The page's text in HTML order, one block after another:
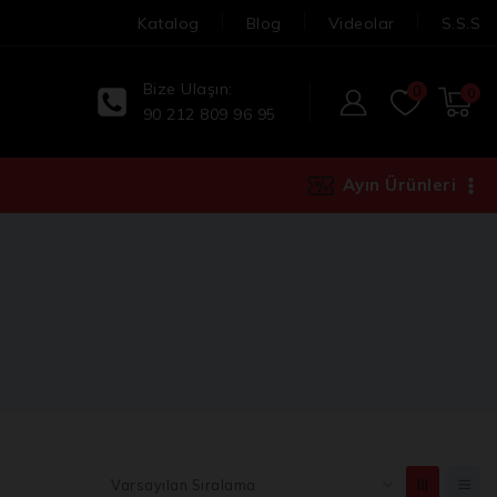
Katalog Blog Videolar S.S.S
Bize Ulaşın:
90 212 809 96 95
0 0
Ayın Ürünleri